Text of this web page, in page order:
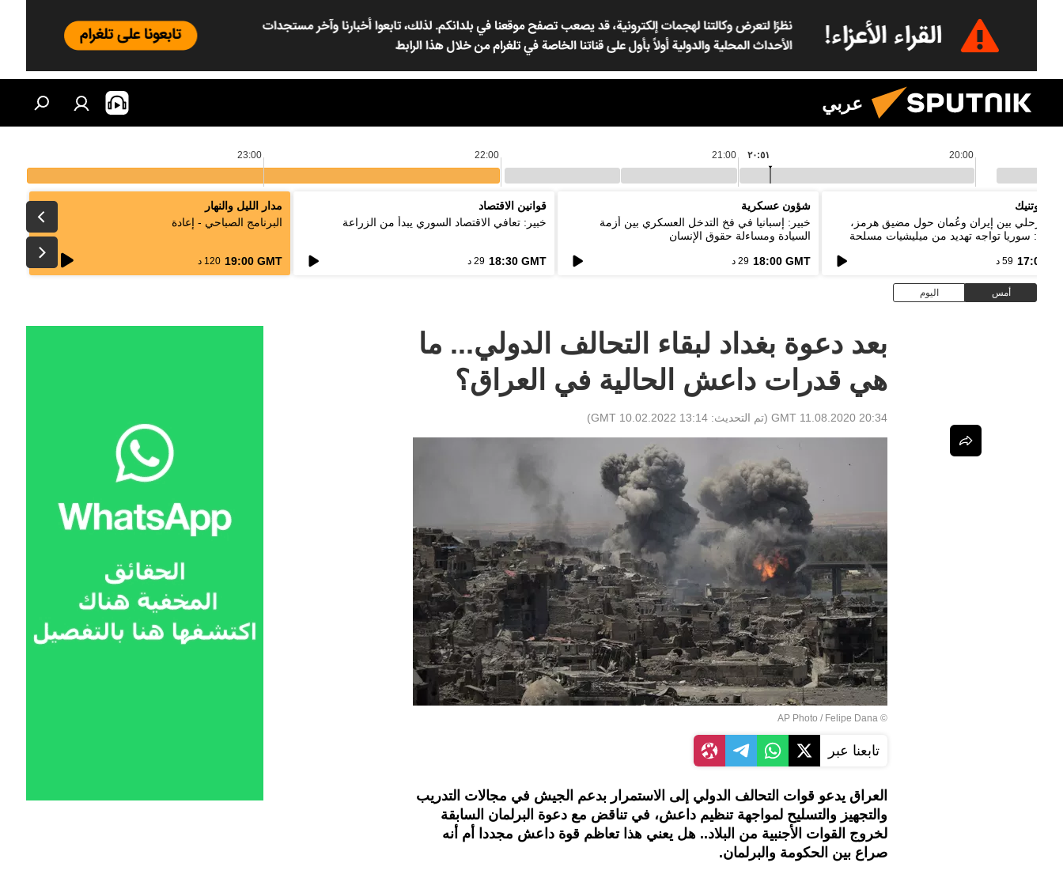
عربي
20:00
21:00
22:00
23:00 ٢٠:٥١
سبوتنيك
مرحلي بين إيران وعُمان حول مضيق هرمز،
سوريا تواجه تهديد من ميليشيات مسلحة
17:00 59 د
شؤون عسكرية
خبير: إسبانيا في فخ التدخل العسكري بين أزمة
السيادة ومساءلة حقوق الإنسان
18:00 GMT 29 د
قوانين الاقتصاد
خبير: تعافي الاقتصاد السوري يبدأ من الزراعة
18:30 GMT 29 د
مدار الليل والنهار
البرنامج الصباحي - إعادة
19:00 GMT 120 د live
أمس اليوم
بعد دعوة بغداد لبقاء التحالف الدولي... ما
هي قدرات داعش الحالية في العراق؟
20:34 GMT 11.08.2020 (تم التحديث: 13:14 GMT 10.02.2022
)
© AP Photo / Felipe Dana
تابعنا عبر
العراق يدعو قوات التحالف الدولي إلى الاستمرار بدعم الجيش في مجالات التدريب
والتجهيز والتسليح لمواجهة تنظيم داعش، في تناقض مع دعوة البرلمان السابقة
لخروج القوات الأجنبية من البلاد.. هل يعني هذا تعاظم قوة داعش مجددا أم أنه
صراع بين الحكومة والبرلمان.